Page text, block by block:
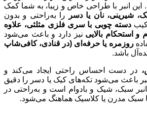
این انبر با طراحی خاص و زیبا، به شما کمک
شیرینی، نان یا دسر
را به‌راحتی و بدون
دسته چوبی با سری فلزی مثلثی، علاوه
و استحکام بالایی نیز دارد و باعث می‌شود
روزمره یا حرفه‌ای (در قنادی، کافی‌شاپ
باشد.
در دست احساس راحتی ایجاد می‌کند و
باعث می‌شود تکه‌های کیک یا دسر را دقیق
سبک، شیک و بادوام است و به‌راحتی در
سبک مدرن یا کلاسیک هماهنگ می‌شود.